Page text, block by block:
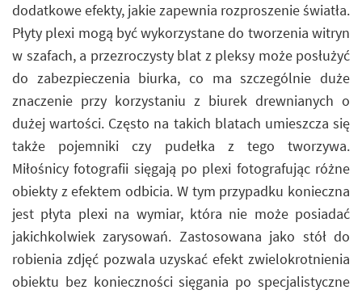
dodatkowe efekty, jakie zapewnia rozproszenie światła.
Płyty plexi mogą być wykorzystane do tworzenia witryn
w szafach, a przezroczysty blat z pleksy może posłużyć
do zabezpieczenia biurka, co ma szczególnie duże
znaczenie przy korzystaniu z biurek drewnianych o
dużej wartości. Często na takich blatach umieszcza się
także pojemniki czy pudełka z tego tworzywa.
Miłośnicy fotografii sięgają po plexi fotografując różne
obiekty z efektem odbicia. W tym przypadku konieczna
jest płyta plexi na wymiar, która nie może posiadać
jakichkolwiek zarysowań. Zastosowana jako stół do
robienia zdjęć pozwala uzyskać efekt zwielokrotnienia
obiektu bez konieczności sięgania po specjalistyczne